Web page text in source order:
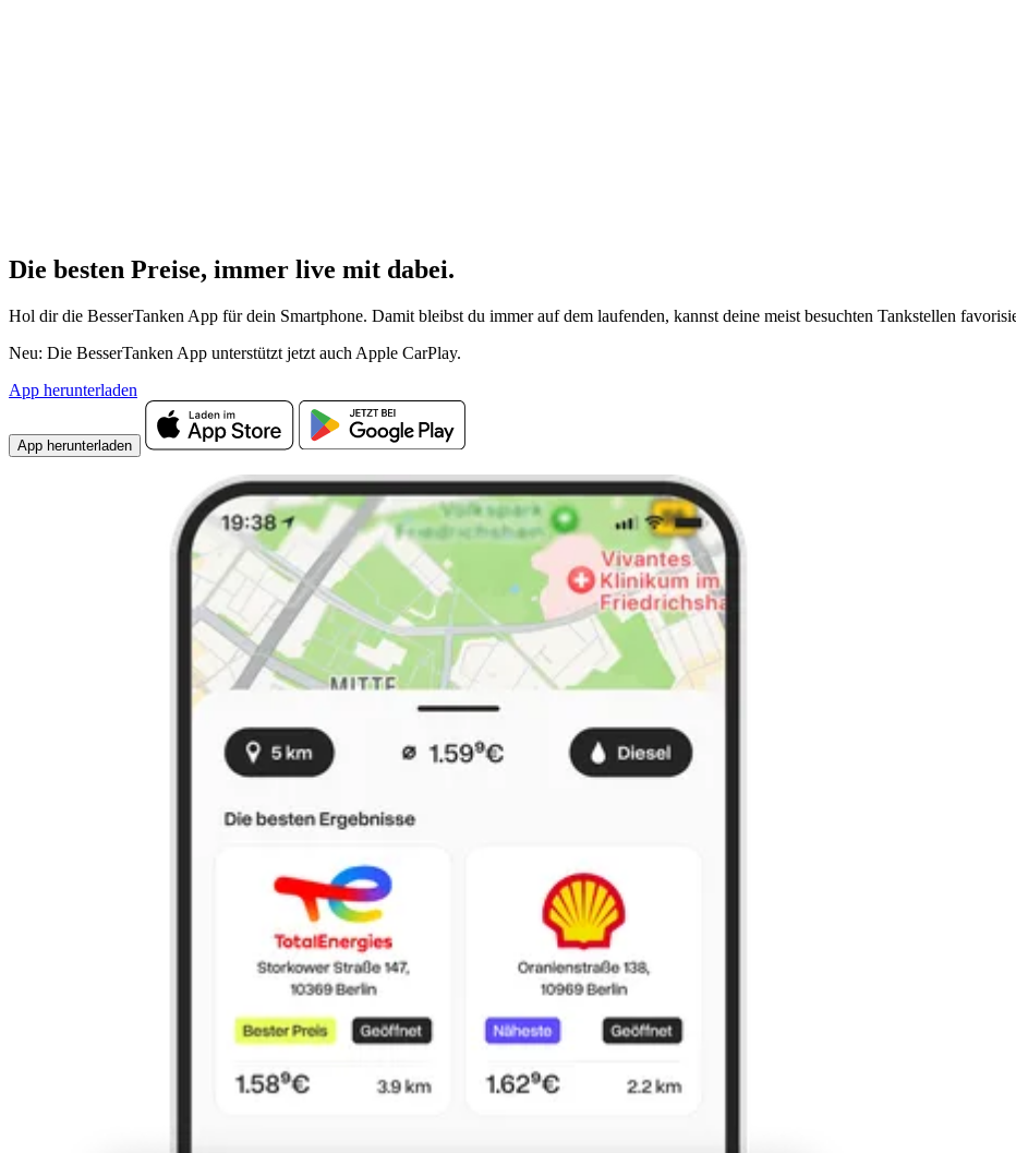
Die besten Preise, immer live mit dabei.
Hol dir die BesserTanken App für dein Smartphone. Damit bleibst du immer auf dem laufenden, kannst deine meist besuchten Tankstellen
Neu: Die BesserTanken App unterstützt jetzt auch Apple CarPlay.
App herunterladen
App herunterladen